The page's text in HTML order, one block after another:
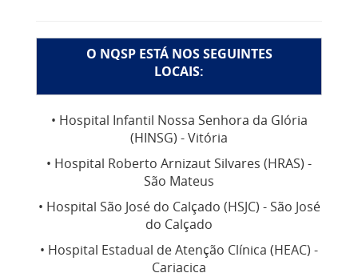
O NQSP ESTÁ NOS SEGUINTES
LOCAIS:
• Hospital Infantil Nossa Senhora da Glória
(HINSG) - Vitória
• Hospital Roberto Arnizaut Silvares (HRAS) -
São Mateus
• Hospital São José do Calçado (HSJC) - São José
do Calçado
• Hospital Estadual de Atenção Clínica (HEAC) -
Cariacica